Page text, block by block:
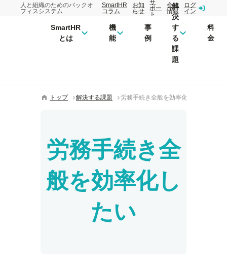
人と組織のためのバックオ
フィスシステム
SmartHR
コラム
お知
らせ
サ
ポー
ト
会社
情報
ログ
イン
SmartHR
とは
機
能
事
例
解
決
す
る
課
題
料
金
トップ 解決する課題 労務手続き全般を効率化したい
労務手続き全
般を効率化し
たい